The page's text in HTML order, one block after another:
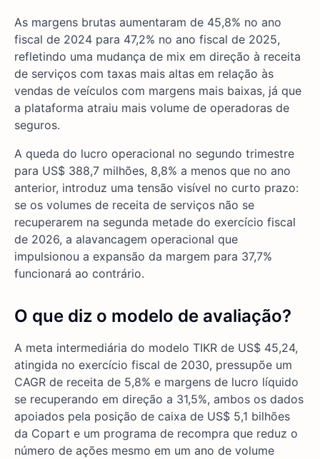
As margens brutas aumentaram de 45,8% no ano
fiscal de 2024 para 47,2% no ano fiscal de 2025,
refletindo uma mudança de mix em direção à receita
de serviços com taxas mais altas em relação às
vendas de veículos com margens mais baixas, já que
a plataforma atraiu mais volume de operadoras de
seguros.
A queda do lucro operacional no segundo trimestre
para US$ 388,7 milhões, 8,8% a menos que no ano
anterior, introduz uma tensão visível no curto prazo:
se os volumes de receita de serviços não se
recuperarem na segunda metade do exercício fiscal
de 2026, a alavancagem operacional que
impulsionou a expansão da margem para 37,7%
funcionará ao contrário.
O que diz o modelo de avaliação?
A meta intermediária do modelo TIKR de US$ 45,24,
atingida no exercício fiscal de 2030, pressupõe um
CAGR de receita de 5,8% e margens de lucro líquido
se recuperando em direção a 31,5%, ambos os dados
apoiados pela posição de caixa de US$ 5,1 bilhões
da Copart e um programa de recompra que reduz o
número de ações mesmo em um ano de volume